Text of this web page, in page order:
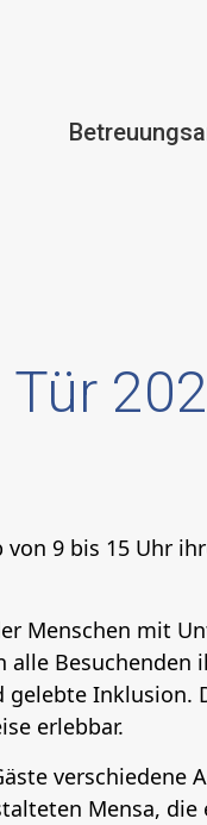
9 bis 15 Uhr
Menschen mit
gelebte
erlebbar.
verschiedene
Mensa,